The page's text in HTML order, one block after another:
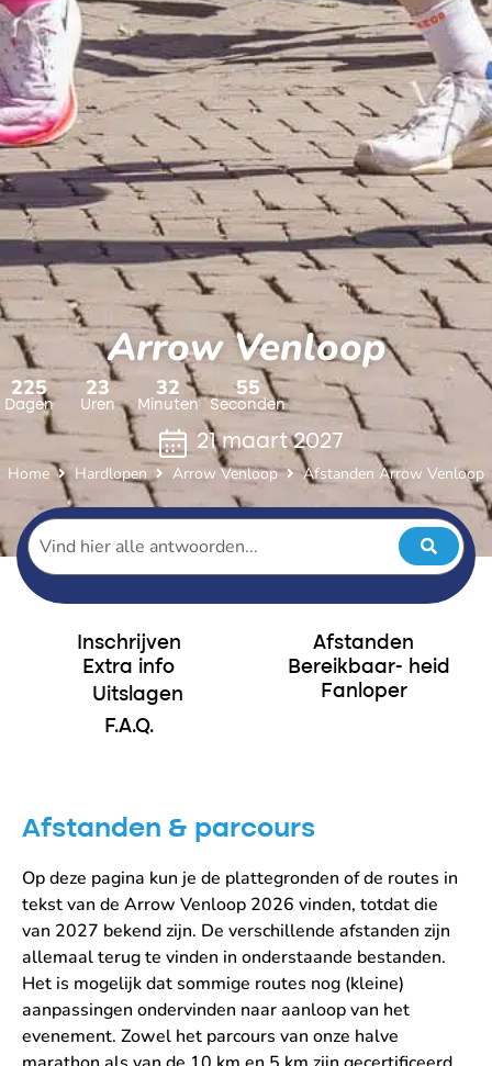
Arrow Venloop
225
Dagen
23
Uren
32
Minuten
54
Seconden
21 maart 2027
Home Hardlopen Arrow Venloop Afstanden Arrow Venloop
Inschrijven
Afstanden
Extra info
Bereikbaar- heid
Uitslagen
Fanloper
F.A.Q.
Afstanden & parcours
Op deze pagina kun je de plattegronden of de routes in
tekst van de Arrow Venloop 2026 vinden, totdat die
van 2027 bekend zijn. De verschillende afstanden zijn
allemaal terug te vinden in onderstaande bestanden.
Het is mogelijk dat sommige routes nog (kleine)
aanpassingen ondervinden naar aanloop van het
evenement. Zowel het parcours van onze halve